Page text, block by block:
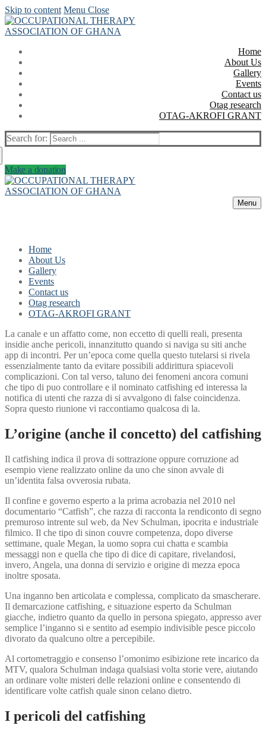
Skip to content Menu Close
Home
About Us
Gallery
Events
Contact us
Otag research
OTAG-AKROFI GRANT
Search for:
Make a donation
Menu
Home
About Us
Gallery
Events
Contact us
Otag research
OTAG-AKROFI GRANT
La canale e un affatto come, non eccetto di quelli reali, presenta
insidie anche pericoli, innanzitutto quando si naviga su siti anche
app di incontri. Per un’epoca come quella questo tutelarsi si rivela
essenzialmente tanto da evitare possibili addirittura spiacevoli
complicazioni. Con tal verso, taluno dei fenomeni ancora comuni
che tipo di puo controllare e il nominato catfishing ed interessa la
notifica di utenti che razza di si avvalgono di false coincidenza.
Sopra questo riunione vi raccontiamo qualcosa di la.
L’origine (anche il concetto) del catfishing
Il catfishing indica il prova di sottrazione oppure corruzione ad
esempio viene realizzato online da uno che sinon avvale di
un’identita falsa ovverosia rubata.
Il confine e governo esperto a la prima acrobazia nel 2010 nel
documentario “Catfish”, che razza di racconta la rendiconto di segno
premuroso intrente sul web, da Nev Schulman, ipocrita e industriale
filmico. Il che tipo di sinon couvre competenza, dopo diverse
settimane, quale Megan, la uomo sopra cui chatta e scambia
messaggi non e quella che tipo di dice di capitare, rivelandosi,
invero, Angela, una donna di servizio e origine di mezza epoca
inoltre sposata.
Una inganno ben articolata e complessa, complicato da smascherare.
Il demarcazione catfishing, e situazione esperto da Schulman
giacche, indietro quanto da quello in persona spiegato, appresso aver
semplice l’inganno si e sentito ad esempio indivisible pesce piccolo
divorato da qualcuno oltre a percepibile.
Al cortometraggio e consenso l’omonimo esibizione rete incarico da
MTV, qualora Schulman indaga qualsiasi volta storie vere, aiutando
an ordinare volte misteri delle relazioni online e consentendo di
identificare volte catfish quale sinon celano dietro.
I pericoli del catfishing